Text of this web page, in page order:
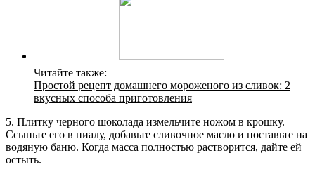
Читайте также:
Простой рецепт домашнего мороженого из сливок: 2
вкусных способа приготовления
5. Плитку черного шоколада измельчите ножом в крошку.
Ссыпьте его в пиалу, добавьте сливочное масло и поставьте на
водяную баню. Когда масса полностью растворится, дайте ей
остыть.